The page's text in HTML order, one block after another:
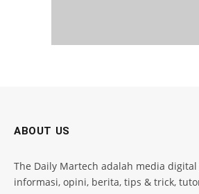
ABOUT US
The Daily Martech adalah media
informasi, opini, berita, tips & trick,